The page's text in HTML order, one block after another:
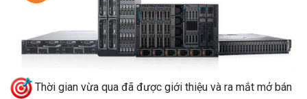
Thời gian vừa qua đã được giới thiệu và ra mắt mở bán